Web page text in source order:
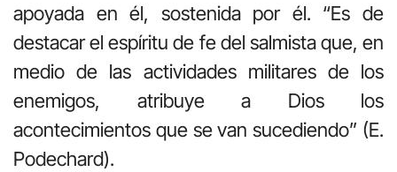
apoyada en él, sostenida por él. “Es de
destacar el espíritu de fe del salmista que, en
medio de las actividades militares de los
enemigos, atribuye a Dios los
acontecimientos que se van sucediendo” (E.
Podechard).